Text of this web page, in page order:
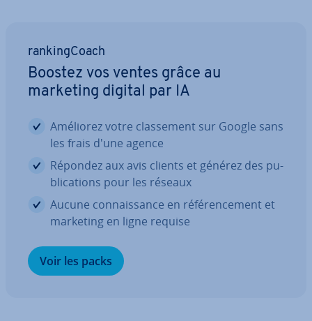
ran­king­Coach
Boostez vos ventes grâce au
marketing digital par IA
Améliorez votre clas­se­ment sur Google sans
les frais d'une agence
Répondez aux avis clients et générez des pu­
bli­ca­tions pour les réseaux
Aucune con­nais­sance en ré­fé­ren­ce­ment et
marketing en ligne requise
Voir les packs